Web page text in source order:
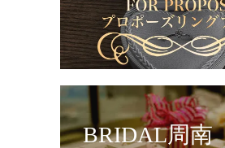
BRIDAL周南